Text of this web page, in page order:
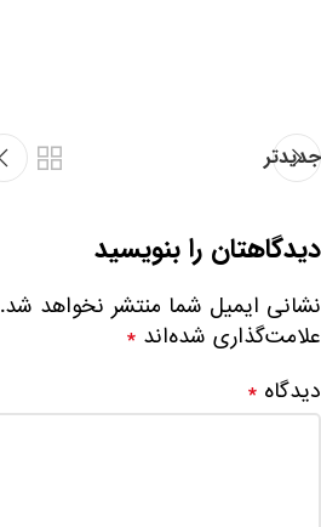
جدیدتر
دیدگاهتان را بنویسید
نشانی ایمیل شما منتشر نخواهد شد.
علامت‌گذاری شده‌اند *
دیدگاه *